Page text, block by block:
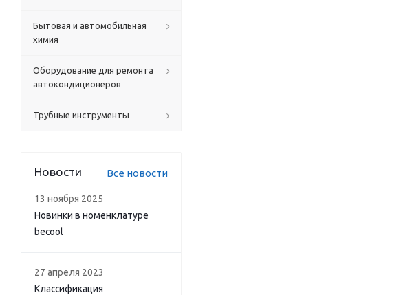
Бытовая и автомобильная
химия
Оборудование для ремонта
автокондиционеров
Трубные инструменты
Новости Все новости
13 ноября 2025
Новинки в номенклатуре
becool
27 апреля 2023
Классификация